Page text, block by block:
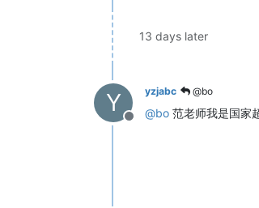
13 days later
Y
Offline
yzjabc @bo
@bo 范老师我是国家